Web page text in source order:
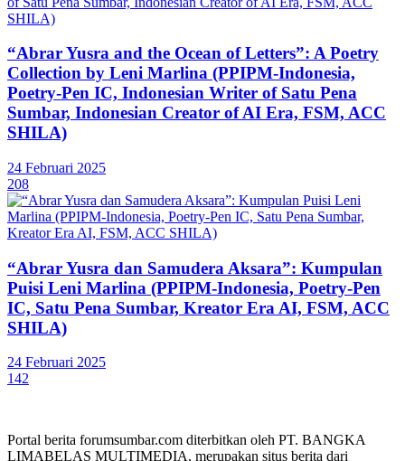
“Abrar Yusra and the Ocean of Letters”: A Poetry
Collection by Leni Marlina (PPIPM-Indonesia,
Poetry-Pen IC, Indonesian Writer of Satu Pena
Sumbar, Indonesian Creator of AI Era, FSM, ACC
SHILA)
24 Februari 2025
208
“Abrar Yusra dan Samudera Aksara”: Kumpulan
Puisi Leni Marlina (PPIPM-Indonesia, Poetry-Pen
IC, Satu Pena Sumbar, Kreator Era AI, FSM, ACC
SHILA)
24 Februari 2025
142
Portal berita forumsumbar.com diterbitkan oleh PT. BANGKA
LIMABELAS MULTIMEDIA, merupakan situs berita dari